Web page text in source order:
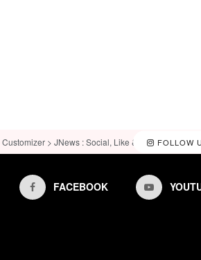
FOLLOW
Customizer > JNews : Social, Like & View >
FACEBOOK